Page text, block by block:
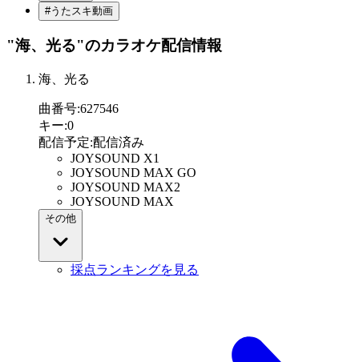
#うたスキ動画
"海、光る"のカラオケ配信情報
海、光る
曲番号:627546
キー:0
配信予定:配信済み
JOYSOUND X1
JOYSOUND MAX GO
JOYSOUND MAX2
JOYSOUND MAX
その他
採点ランキングを見る